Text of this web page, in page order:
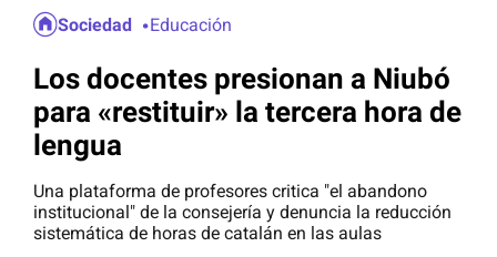
Sociedad Educación
Los docentes presionan a Niubó
para «restituir» la tercera hora de
lengua
Una plataforma de profesores critica "el abandono
institucional" de la consejería y denuncia la reducción
sistemática de horas de catalán en las aulas